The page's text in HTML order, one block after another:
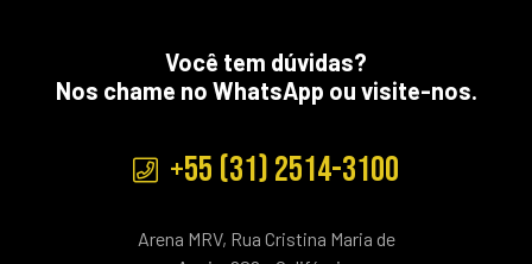
Você tem dúvidas?
Nos chame no WhatsApp ou visite-nos.
+55 (31) 2514-3100
Arena MRV, Rua Cristina Maria de